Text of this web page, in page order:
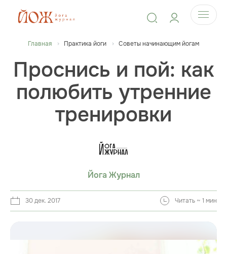
Главная Практика йоги Советы начинающим йогам
Проснись и пой: как
полюбить утренние
тренировки
Йога Журнал
30 дек. 2017 Читать ~ 1 мин